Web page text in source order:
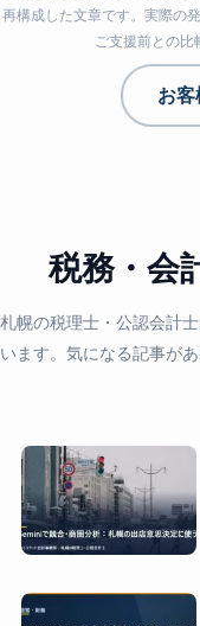
再構成した文章です。実際の
ご支援前との比
お
税務・会
札幌の税理士・公認会計
います。気になる記事が